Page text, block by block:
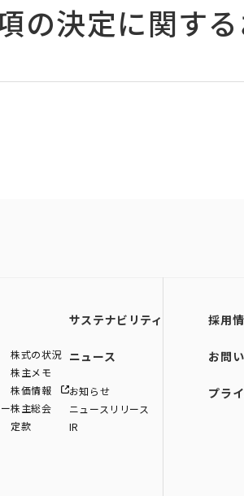
の決定に関す
株式の状況
株主メモ
株価情報
株主総会
定款
サステナビリティ
ニュース
お知らせ
ニュースリリース
IR
採用
お問
プラ